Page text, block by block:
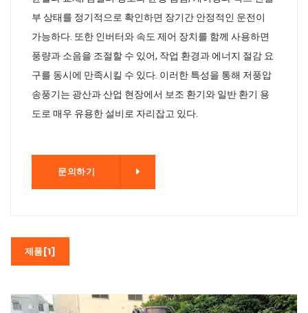
부 상태를 정기적으로 확인하면 장기간 안정적인 운전이
가능하다. 또한 인버터와 속도 제어 장치를 함께 사용하면
풍량과 소음을 조절할 수 있어, 작업 환경과 에너지 절감 요
구를 동시에 만족시킬 수 있다. 이러한 특성을 통해 저풍압
송풍기는 광산과 산업 현장에서 보조 환기와 일반 환기 용
도로 매우 유용한 설비로 자리잡고 있다.
문의하기
제품[1]